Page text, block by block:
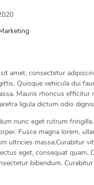
amet, consectetur
Quisque vehicula dui
Mauris rhoncus efficitur
ligula dictum odio
nunc eget rutrum
Fusce magna lorem,
ultricies massa.Curabitur
eget, consequat quam.
bibendum.